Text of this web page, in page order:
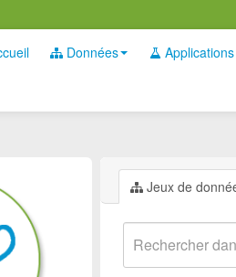
Données Applications
Jeux de